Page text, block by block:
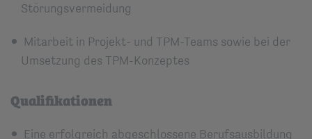
Störungsvermeidung
Mitarbeit in Projekt- und TPM-Teams sowie bei der
Umsetzung des TPM-Konzeptes
Qualifikationen
Eine erfolgreich abgeschlossene Berufsausbildung